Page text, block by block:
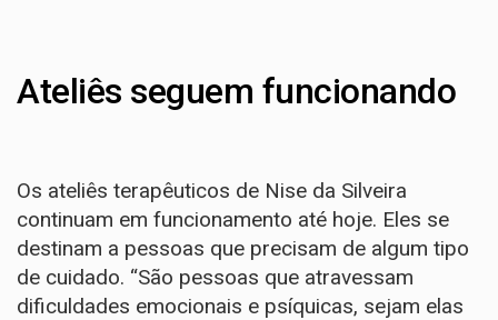
Ateliês seguem funcionando
Os ateliês terapêuticos de Nise da Silveira
continuam em funcionamento até hoje. Eles se
destinam a pessoas que precisam de algum tipo
de cuidado. “São pessoas que atravessam
dificuldades emocionais e psíquicas, sejam elas